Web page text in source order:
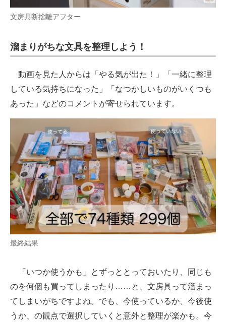
文房具断捨離アフター
溜まりがちな文具を整理しよう！
動画を見た人からは「やる気が出た！」「一緒に整理
している気持ちになった」「なつかしいものがいくつも
あった」などのコメントが寄せられています。
最終結果
「いつか使うかも」とずっととっておいたり、同じも
のを何個も買ってしまったり……と、文房具って溜まっ
てしまいがちですよね。でも、今使っているか、今後使
うか、の観点で選択していくと意外と整理が楽かも。今